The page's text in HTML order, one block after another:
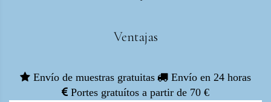
Ventajas
Envío de muestras gratuitas
Envío en 24 horas
Portes gratuítos a partir de 70 €